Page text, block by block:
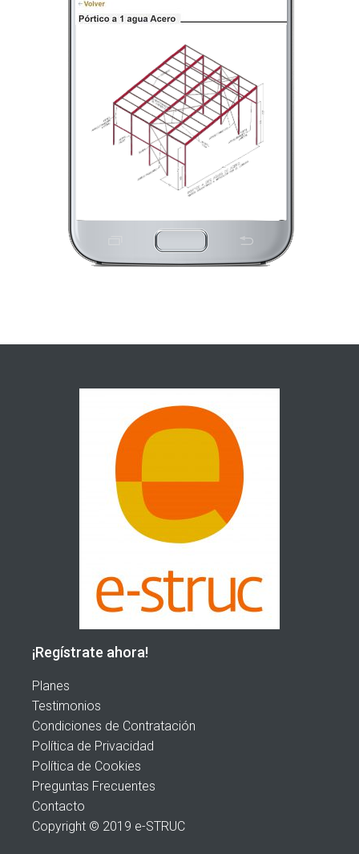
¡Regístrate ahora!
Planes
Testimonios
Condiciones de Contratación
Política de Privacidad
Política de Cookies
Preguntas Frecuentes
Contacto
Copyright © 2019 e-STRUC